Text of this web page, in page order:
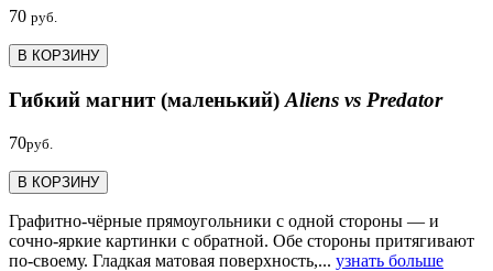
70 руб.
В КОРЗИНУ
Гибкий магнит (маленький) Aliens vs Predator
70руб.
В КОРЗИНУ
Графитно-чёрные прямоугольники с одной стороны — и
сочно-яркие картинки с обратной. Обе стороны притягивают
по-своему. Гладкая матовая поверхность,... узнать больше